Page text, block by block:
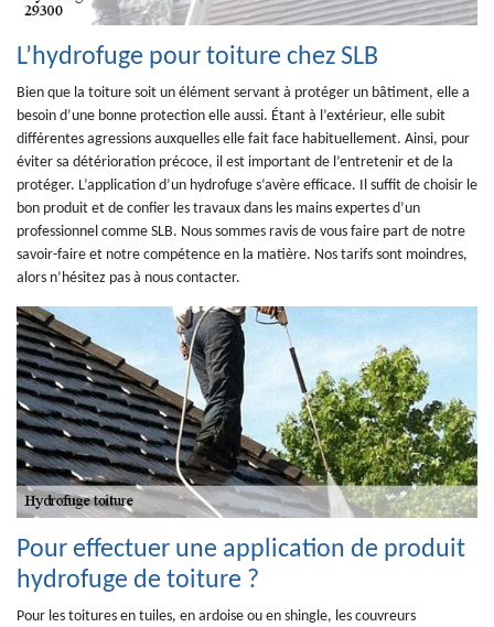
L’hydrofuge pour toiture chez SLB
Bien que la toiture soit un élément servant à protéger un bâtiment, elle a
besoin d’une bonne protection elle aussi. Étant à l’extérieur, elle subit
différentes agressions auxquelles elle fait face habituellement. Ainsi, pour
éviter sa détérioration précoce, il est important de l’entretenir et de la
protéger. L’application d’un hydrofuge s’avère efficace. Il suffit de choisir le
bon produit et de confier les travaux dans les mains expertes d’un
professionnel comme SLB. Nous sommes ravis de vous faire part de notre
savoir-faire et notre compétence en la matière. Nos tarifs sont moindres,
alors n’hésitez pas à nous contacter.
Pour effectuer une application de produit
hydrofuge de toiture ?
Pour les toitures en tuiles, en ardoise ou en shingle, les couvreurs